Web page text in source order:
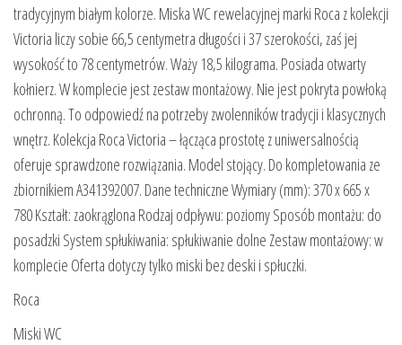
tradycyjnym białym kolorze. Miska WC rewelacyjnej marki Roca z kolekcji
Victoria liczy sobie 66,5 centymetra długości i 37 szerokości, zaś jej
wysokość to 78 centymetrów. Waży 18,5 kilograma. Posiada otwarty
kołnierz. W komplecie jest zestaw montażowy. Nie jest pokryta powłoką
ochronną. To odpowiedź na potrzeby zwolenników tradycji i klasycznych
wnętrz. Kolekcja Roca Victoria – łącząca prostotę z uniwersalnością
oferuje sprawdzone rozwiązania. Model stojący. Do kompletowania ze
zbiornikiem A341392007. Dane techniczne Wymiary (mm): 370 x 665 x
780 Kształt: zaokrąglona Rodzaj odpływu: poziomy Sposób montażu: do
posadzki System spłukiwania: spłukiwanie dolne Zestaw montażowy: w
komplecie Oferta dotyczy tylko miski bez deski i spłuczki.
Roca
Miski WC